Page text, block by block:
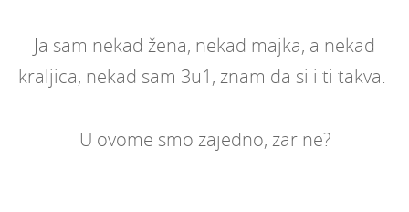
Ja sam nekad žena, nekad majka, a nekad
kraljica, nekad sam 3u1, znam da si i ti takva.
U ovome smo zajedno, zar ne?